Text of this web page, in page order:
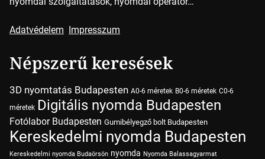
Adatvédelem Impresszum
Népszerű keresések
3D nyomtatás Budapesten A0-6 méretek B0-6 méretek C0-6
méretek Digitális nyomda Budapesten
Fotólabor Budapesten Gumibélyegző bolt Budapesten
Kereskedelmi nyomda Budapesten
Kereskedelmi nyomda Budaörsön nyomda Nyomda Balassagyarmat